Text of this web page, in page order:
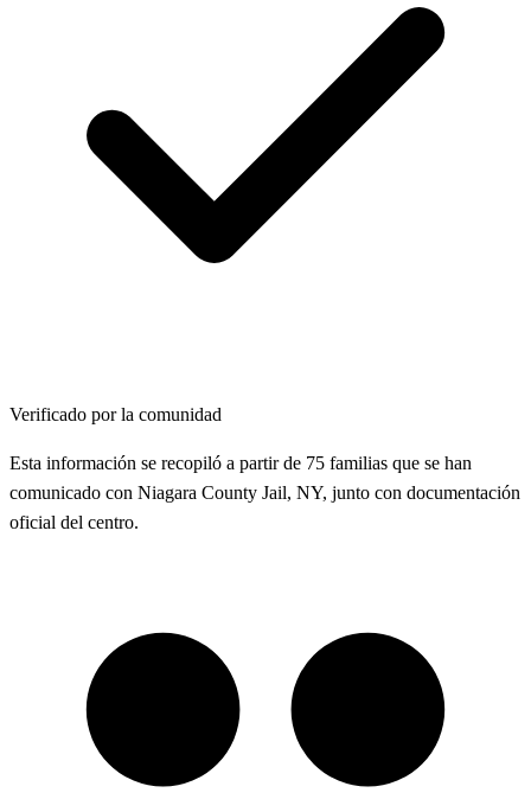
Verificado por la comunidad
Esta información se recopiló a partir de 75 familias que se han
comunicado con Niagara County Jail, NY, junto con documentación
oficial del centro.